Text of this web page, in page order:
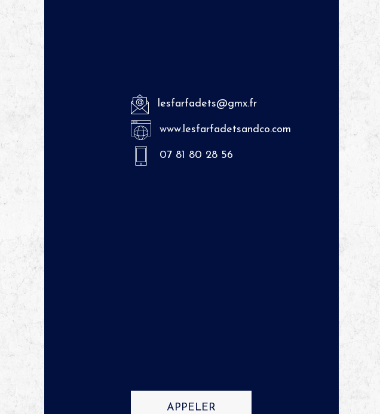
lesfarfadets@gmx.fr
www.lesfarfadetsandco.com
07 81 80 28 56
APPELER